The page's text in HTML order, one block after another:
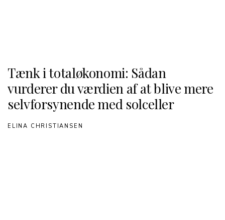
Tænk i totaløkonomi: Sådan
vurderer du værdien af at blive mere
selvforsynende med solceller
ELINA CHRISTIANSEN